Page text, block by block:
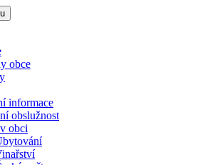
obce
informace
obslužnost
obci